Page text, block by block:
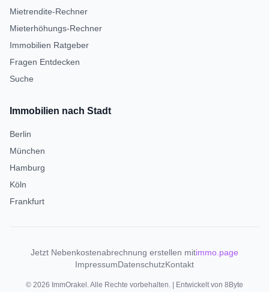
Mietrendite-Rechner
Mieterhöhungs-Rechner
Immobilien Ratgeber
Fragen Entdecken
Suche
Immobilien nach Stadt
Berlin
München
Hamburg
Köln
Frankfurt
Jetzt Nebenkostenabrechnung erstellen mitimmo.page
ImpressumDatenschutzKontakt
© 2026 ImmOrakel. Alle Rechte vorbehalten. | Entwickelt von 8Byte